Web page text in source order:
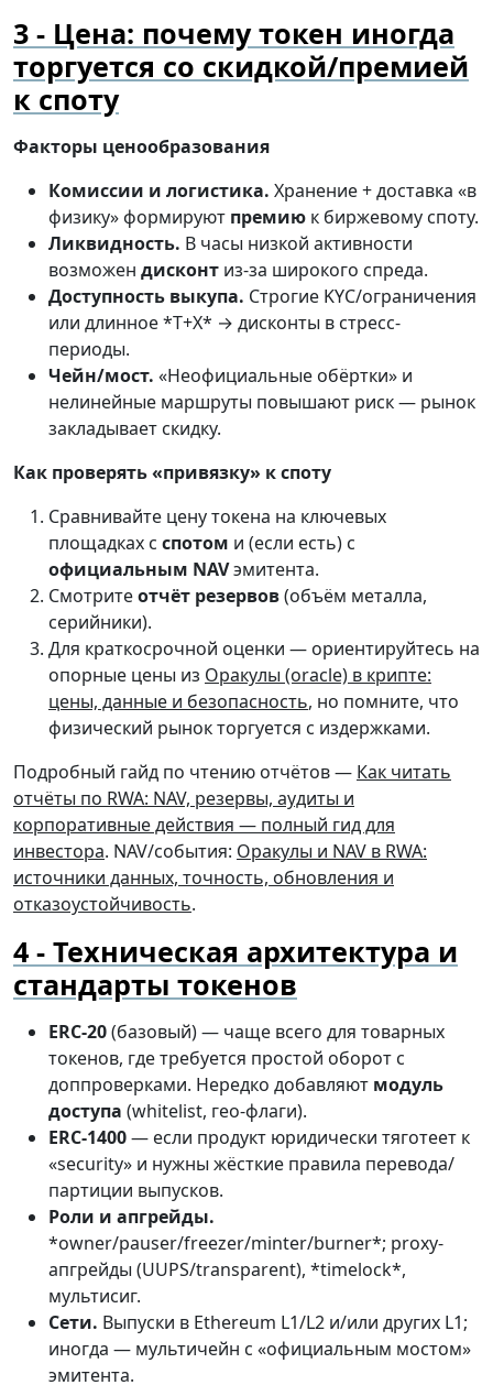
Цена: почему токен иногда
торгуется со скидкой/премией
к споту
Факторы ценообразования
Комиссии и логистика. Хранение + доставка «в
физику» формируют премию к биржевому споту.
Ликвидность. В часы низкой активности
возможен дисконт из-за широкого спреда.
Доступность выкупа. Строгие KYC/ограничения
или длинное *T+X* → дисконты в стресс-
периоды.
Чейн/мост. «Неофициальные обёртки» и
нелинейные маршруты повышают риск — рынок
закладывает скидку.
Как проверять «привязку» к споту
Сравнивайте цену токена на ключевых
площадках с спотом и (если есть) с
официальным NAVэмитента.
Смотритеотчёт резервов(объём металла,
серийники).
Для краткосрочной оценки — ориентируйтесь на
опорные цены из Оракулы (oracle) в крипте:
цены, данные и безопасность, но помните, что
физический рынок торгуется с издержками.
Подробный гайд по чтению отчётов — Как читать
отчёты по RWA: NAV, резервы, аудиты и
корпоративные действия — полный гид для
инвестора. NAV/события: Оракулы и NAV в RWA:
источники данных, точность, обновления и
отказоустойчивость.
Техническая архитектура и
стандарты токенов
ERC-20(базовый) — чаще всего для товарных
токенов, где требуется простой оборот с
доппроверками. Нередко добавляют модуль
доступа (whitelist, гео-флаги).
ERC-1400— если продукт юридически тяготеет к
«security» и нужны жёсткие правила перевода/
партиции выпусков.
Роли и апгрейды.
*owner/pauser/freezer/minter/burner*; proxy-
апгрейды (UUPS/transparent), *timelock*,
мультисиг.
Сети. Выпуски в Ethereum L1/L2 и/или других L1;
иногда — мультичейн с «официальным мостом»
эмитента.